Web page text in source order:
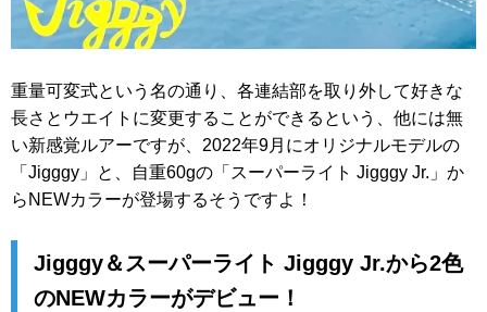
重量可変式という名の通り、各連結部を取り外して好きな
長さとウエイトに変更することができるという、他には無
い新感覚ルアーですが、2022年9月にオリジナルモデルの
「Jigggy」と、自重60gの「スーパーライト Jigggy Jr.」か
らNEWカラーが登場するそうですよ！
Jigggy＆スーパーライト Jigggy Jr.から2色
のNEWカラーがデビュー！